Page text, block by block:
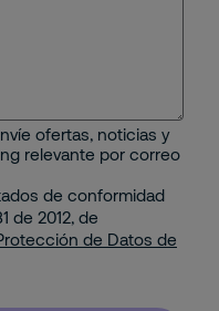
de 2 o más
ofertas, noticias y
relevante por correo
de conformidad
de 2012, de
de Datos de